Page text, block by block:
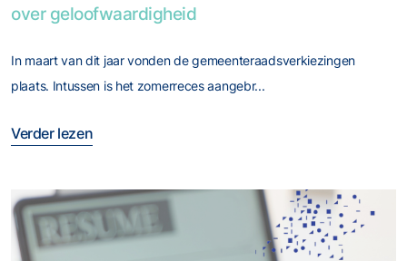
over geloofwaardigheid
In maart van dit jaar vonden de gemeenteraadsverkiezingen
plaats. Intussen is het zomerreces aangebr...
Verder lezen